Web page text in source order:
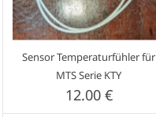
Sensor Temperaturfühler für
MTS Serie KTY
12.00 €